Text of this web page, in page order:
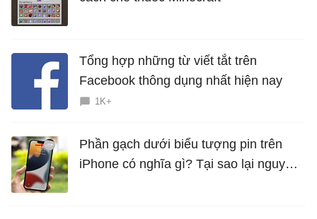
Tổng hợp những từ viết tắt trên
Facebook thông dụng nhất hiện nay
1K+
Phần gạch dưới biểu tượng pin trên
iPhone có nghĩa gì? Tại sao lại nguy